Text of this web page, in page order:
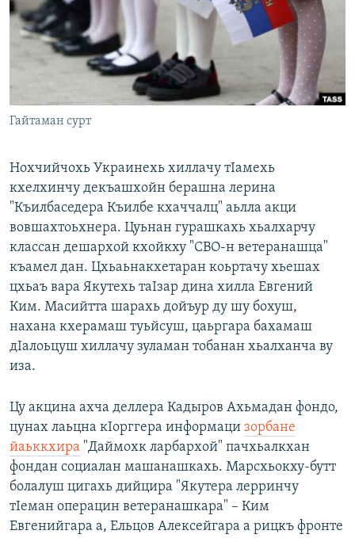
Гайтаман сурт
Нохчийчохь Украинехь хиллачу тӀамехь
кхелхинчу декъашхойн берашна лерина
"Къилбаседера Къилбе кхаччалц" аьлла акци
вовшахтоьхнера. Цуьнан гурашкахь хьалхарчу
классан дешархой кхойкху "СВО-н ветеранашца"
къамел дан. Цхьаьнакхетаран коьртачу хьешах
цхьаъ вара Якутехь таIзар дина хилла Евгений
Ким. Масийтта шарахь дойъур ду шу бохуш,
нахана кхерамаш туьйсуш, цаьргара бахамаш
дӀалоьцуш хиллачу зуламан тобанан хьалханча ву
иза.
Цу акцина ахча деллера Кадыров Ахьмадан фондо,
цунах лаьцна кӀорггера информаци зорбане
йаьккхира "Даймохк ларбархой" пачхьалкхан
фондан социалан машанашкахь. Марсхьокху-бутт
болалуш цигахь дийцира "Якутера лерринчу
тӀеман операцин ветеранашкара" – Ким
Евгенийгара а, Ельцов Алексейгара а рицкъ фронте